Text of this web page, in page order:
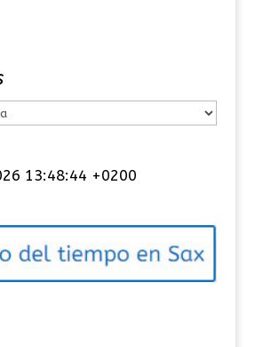
13:48:45 +0200